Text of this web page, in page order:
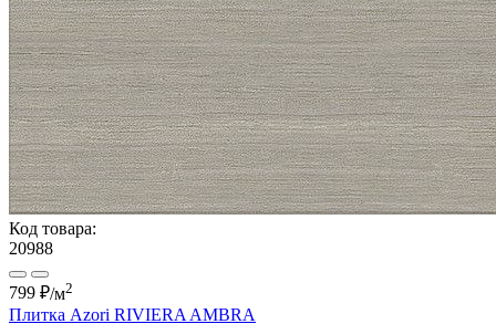
Код товара:
20988
799 ₽/м2
Плитка Azori RIVIERA AMBRA